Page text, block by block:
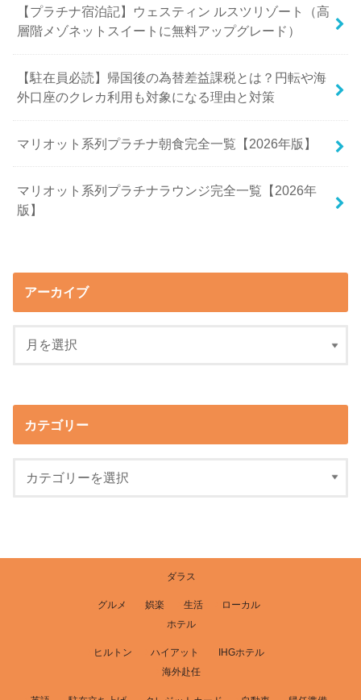
【プラチナ宿泊記】ウェスティン ルスツリゾート（高
層階メゾネットスイートに無料アップグレード）
【駐在員必読】帰国後の為替差益課税とは？円転や海
外口座のクレカ利用も対象になる理由と対策
マリオット系列プラチナ朝食完全一覧【2026年版】
マリオット系列プラチナラウンジ完全一覧【2026年
版】
アーカイブ
カテゴリー
ダラス
グルメ 娯楽 生活
ローカル
ホテル
ヒルトン ハイアット
IHGホテル
海外赴任